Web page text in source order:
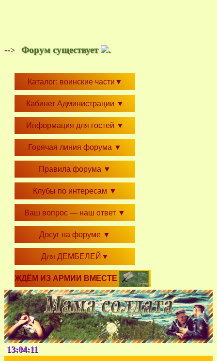
--> Форум существует .
Каталог: воинские части ▼
Кабинет Администрации ▼
Информация для гостей ▼
Горячая линия форума ▼
Правила форума ▼
Клубы по интересам ▼
Ваш вопрос — наш ответ ▼
Досуг на форуме ▼
Для ДЕМБЕЛЕЙ ▼
ЖДЁМ ИЗ АРМИИ ВМЕСТЕ
13:04:12